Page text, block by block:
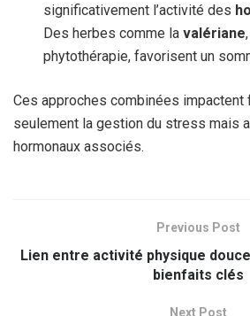
significativement l’activité des
Des herbes comme lavalériane
phytothérapie, favorisent un
Ces approches combinées impactent
seulement la gestion du stress mais
hormonaux associés.
Previous Post
Lien entre activité physique
bienfaits clés
Next Post